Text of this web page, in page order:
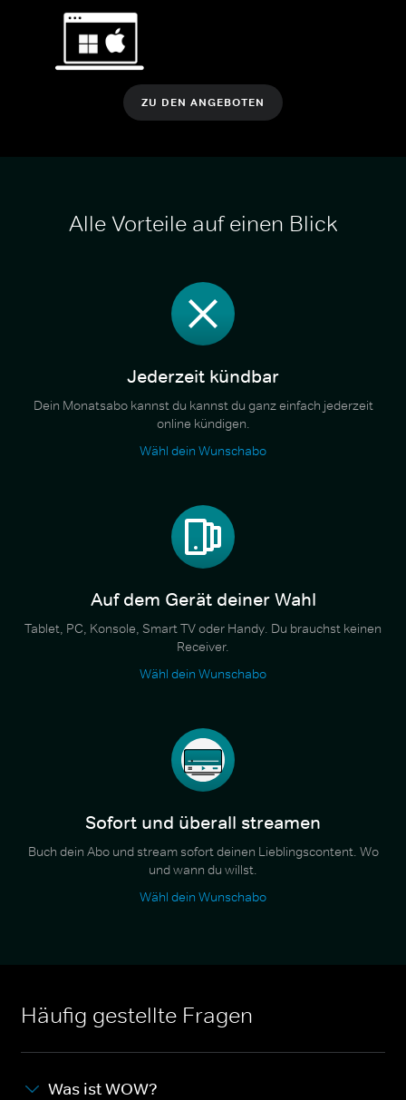
ZU DEN ANGEBOTEN
Alle Vorteile auf einen Blick
Jederzeit kündbar
Dein Monatsabo kannst du kannst du ganz einfach jederzeit
online kündigen.
Wähl dein Wunschabo
Auf dem Gerät deiner Wahl
Tablet, PC, Konsole, Smart TV oder Handy. Du brauchst keinen
Receiver.
Wähl dein Wunschabo
Sofort und überall streamen
Buch dein Abo und stream sofort deinen Lieblingscontent. Wo
und wann du willst.
Wähl dein Wunschabo
Häufig gestellte Fragen
Was ist WOW?